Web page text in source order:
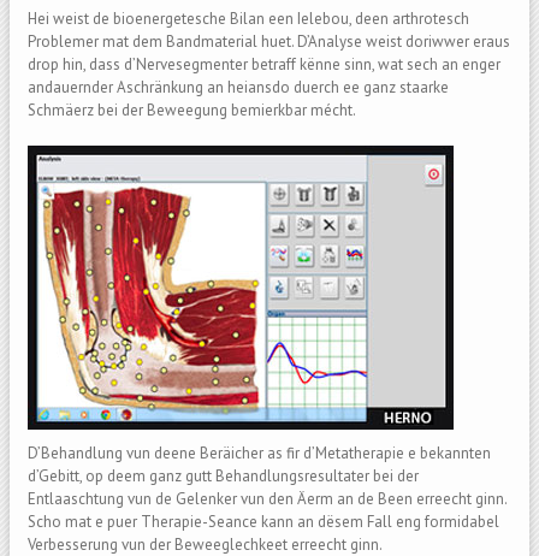
Hei weist de bioenergetesche Bilan een Ielebou, deen arthrotesch
Problemer mat dem Bandmaterial huet. D’Analyse weist doriwwer eraus
drop hin, dass d’Nervesegmenter betraff kënne sinn, wat sech an enger
andauernder Aschränkung an heiansdo duerch ee ganz staarke
Schmäerz bei der Beweegung bemierkbar mécht.
D’Behandlung vun deene Beräicher as fir d’Metatherapie e bekannten
d’Gebitt, op deem ganz gutt Behandlungsresultater bei der
Entlaaschtung vun de Gelenker vun den Äerm an de Been erreecht ginn.
Scho mat e puer Therapie-Seance kann an dësem Fall eng formidabel
Verbesserung vun der Beweeglechkeet erreecht ginn.